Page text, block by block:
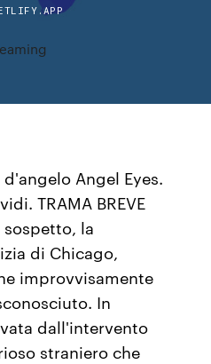
Angel Eyes.
TRAMA BREVE
la
di Chicago,
improvvisamente
In
dall'intervento
straniero che